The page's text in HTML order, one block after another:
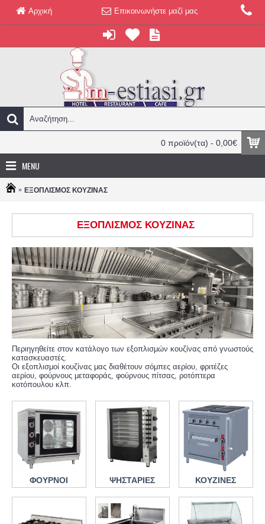
Αρχική Επικοινωνήστε μαζί μας
0 προϊόν(τα) - 0,00€
MENU
ΕΞΟΠΛΙΣΜΟΣ ΚΟΥΖΙΝΑΣ
ΕΞΟΠΛΙΣΜΟΣ ΚΟΥΖΙΝΑΣ
Περιηγηθείτε στον κατάλογο των εξοπλισμών κουζίνας από γνωστούς
κατασκευαστές.
Οι εξοπλισμοί κουζίνας μας διαθέτουν σόμπες αερίου, φριτέζες
αερίου, φούρνους μεταφοράς, φούρνους πίτσας, ροτόπτερα
κοτόπουλου κλπ.
ΦΟΥΡΝΟΙ ΨΗΣΤΑΡΙΕΣ ΚΟΥΖΙΝΕΣ